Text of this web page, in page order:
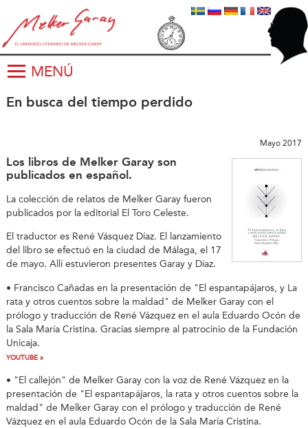
MENÚ
En busca del tiempo perdido
Mayo 2017
Los libros de Melker Garay son
publicados en español.
La colección de relatos de Melker Garay fueron
publicados por la editorial El Toro Celeste.
El traductor es René Vásquez Díaz. El lanzamiento
del libro se efectuó en la ciudad de Málaga, el 17
de mayo. Allí estuvieron presentes Garay y Díaz.
• Francisco Cañadas en la presentación de "El espantapájaros, y La
rata y otros cuentos sobre la maldad" de Melker Garay con el
prólogo y traducción de René Vázquez en el aula Eduardo Ocón de
la Sala María Cristina. Gracias siempre al patrocinio de la Fundación
Unicaja.
YOUTUBE »
• "El callejón" de Melker Garay con la voz de René Vázquez en la
presentación de "El espantapájaros, la rata y otros cuentos sobre la
maldad" de Melker Garay con el prólogo y traducción de René
Vázquez en el aula Eduardo Ocón de la Sala María Cristina.